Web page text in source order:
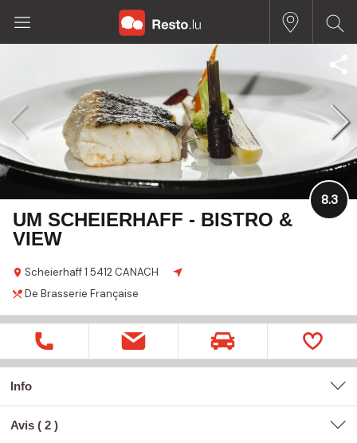
UM SCHEIERHAFF - BISTRO &
VIEW
Scheierhaff1 5412 CANACH
8.3
De Brasserie Française
Info
Avis ( 2 )